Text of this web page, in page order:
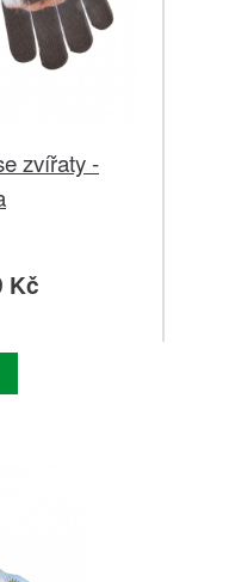
zvířaty -
Kč